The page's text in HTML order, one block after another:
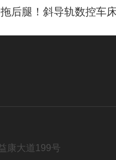
后腿！斜导轨数控车
康大道199号